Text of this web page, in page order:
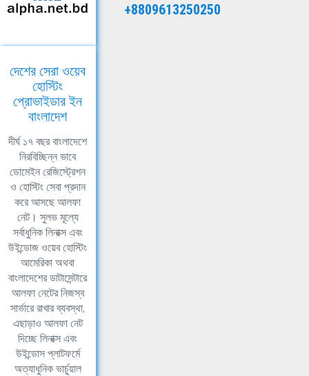
+8809613250250
দেশের সেরা ওয়েব
হোস্টিং
প্রোভাইডার ইন
বাংলাদেশ
দীর্ঘ ১৭ বছর বাংলাদেশে
নিরবিচ্ছিন্ন ভাবে
ডোমেইন রেজিস্ট্রেশন
ও হোস্টিং সেবা প্রদান
করে আসছে আলফা
নেট। সুলভ মূল্যে
সর্বাধুনিক লিনাক্স এবং
উইন্ডোজ ওয়েব হোস্টিং
আমেরিকা অথবা
বাংলাদেশের ডাটাসেন্টারে
আলফা নেটের নিজস্ব
সার্ভারে রাখার ব্যবস্থা,
এছাড়াও আলফা নেট
দিচ্ছে লিনাক্স এবং
উইন্ডোস প্লাটফর্মে
অত্যাধুনিক ভার্চুয়াল